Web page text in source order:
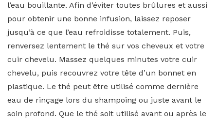
l’eau bouillante. Afin d’éviter toutes brûlures et aussi
pour obtenir une bonne infusion, laissez reposer
jusqu’à ce que l’eau refroidisse totalement. Puis,
renversez lentement le thé sur vos cheveux et votre
cuir chevelu. Massez quelques minutes votre cuir
chevelu, puis recouvrez votre tête d’un bonnet en
plastique. Le thé peut être utilisé comme dernière
eau de rinçage lors du shampoing ou juste avant le
soin profond. Que le thé soit utilisé avant ou après le